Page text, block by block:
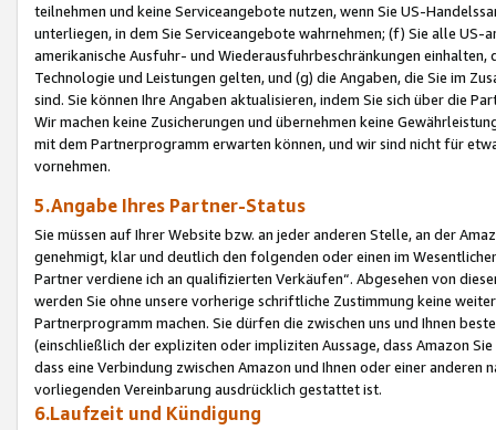
teilnehmen und keine Serviceangebote nutzen, wenn Sie US-
unterliegen, in dem Sie Serviceangebote wahrnehmen; (f) Sie alle
amerikanische Ausfuhr- und Wiederausfuhrbeschränkungen
Technologie und Leistungen gelten, und (g) die Angaben, die Sie im
sind. Sie können Ihre Angaben aktualisieren, indem Sie sich über die
Wir machen keine Zusicherungen und übernehmen keine
mit dem Partnerprogramm erwarten können, und wir sind nicht für
vornehmen.
5.Angabe Ihres Partner-Status
Sie müssen auf Ihrer Website bzw. an jeder anderen Stelle, an der
genehmigt, klar und deutlich den folgenden oder einen im
Partner verdiene ich an qualifizierten Verkäufen“. Abgesehen von
werden Sie ohne unsere vorherige schriftliche Zustimmung keine
Partnerprogramm machen. Sie dürfen die zwischen uns und Ihnen
(einschließlich der expliziten oder impliziten Aussage, dass Amazon
dass eine Verbindung zwischen Amazon und Ihnen oder einer
vorliegenden Vereinbarung ausdrücklich gestattet ist.
6.Laufzeit und Kündigung